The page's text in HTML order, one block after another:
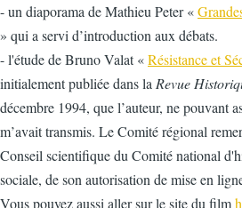
- un diaporama de Mathieu Peter «
» qui a servi d’introduction aux débats.
- l'étude de Bruno Valat «Résistance et
initialement publiée dans laRevue
décembre 1994, que l’auteur, ne pouvant
m’avait transmis. Le Comité régional
Conseil scientifique du Comité national
sociale, de son autorisation de mise en
Vous pouvez aussi aller sur le site du film